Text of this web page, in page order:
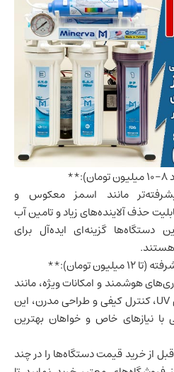
مانند اسمز معکوس و
حذف آلاینده‌های زیاد و تامین آب
دستگاه‌ها گزینه‌ای ایده‌آل برای
تومان):**
هوشمند و امکانات ویژه، مانند
سیستم‌های قلیایی، ضدعفونی UV، کنترل کیفی و طراحی مدرن، این
با نیازهای خاص و خواهان بهترین
از خرید قیمت دستگاه‌ها را در چند